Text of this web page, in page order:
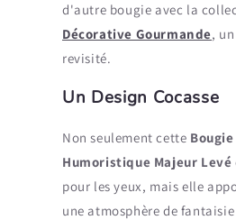
d'autre bougie avec la
Décorative Gourmande,
revisité.
Un Design Cocasse
Non seulement cette
Humoristique Majeur Levé
pour les yeux, mais elle
une atmosphère de